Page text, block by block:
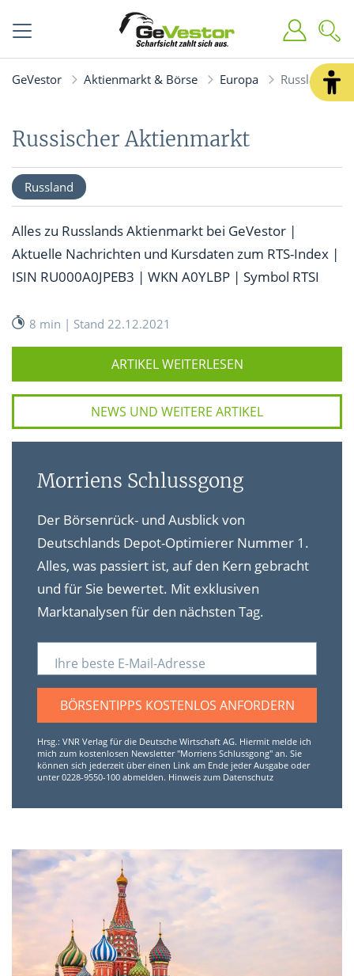
GeVestor Aktienmarkt & Börse Europa Russland
Russischer Aktienmarkt
Russland
Alles zu Russlands Aktienmarkt bei GeVestor |
Aktuelle Nachrichten und Kursdaten zum RTS-Index |
ISIN RU000A0JPEB3 | WKN A0YLBP | Symbol RTSI
8 min | Stand 22.12.2021
ARTIKEL WEITERLESEN
NEWS UND WEITERE ARTIKEL
Morriens Schlussgong
Der Börsenrück- und Ausblick von
Deutschlands Depot-Optimierer Nummer 1.
Alles, was passiert ist, auf den Kern gebracht
und für Sie bewertet. Mit exklusiven
Marktanalysen für den nächsten Tag.
Ihre beste E-Mail-Adresse
BÖRSENTIPPS KOSTENLOS ANFORDERN
Hrsg.: VNR Verlag für die Deutsche Wirtschaft AG. Hiermit melde ich
mich zum kostenlosen Newsletter "Morriens Schlussgong" an. Sie
können sich jederzeit über einen Link am Ende jeder Ausgabe oder
unter 0228-9550-100 abmelden. Hinweis zum Datenschutz